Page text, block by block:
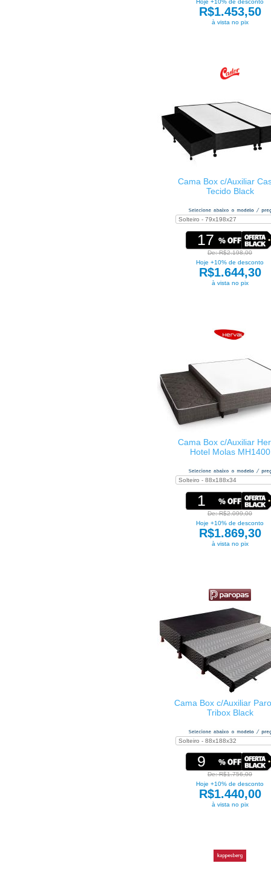
Hoje +10% de desconto
R$1.453,50
à vista no pix
Cama Box c/Auxiliar
Tecido Black
17
De: R$2.198,00
Hoje +10% de desconto
R$1.644,30
à vista no pix
Cama Box c/Auxiliar
Hotel Molas MH1400
1
De: R$2.099,00
Hoje +10% de desconto
R$1.869,30
à vista no pix
Cama Box c/Auxiliar
Tribox Black
9
De: R$1.756,00
Hoje +10% de desconto
R$1.440,00
à vista no pix